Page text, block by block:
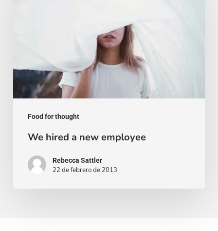
Food for thought
We hired a new employee
Rebecca Sattler
22 de febrero de 2013